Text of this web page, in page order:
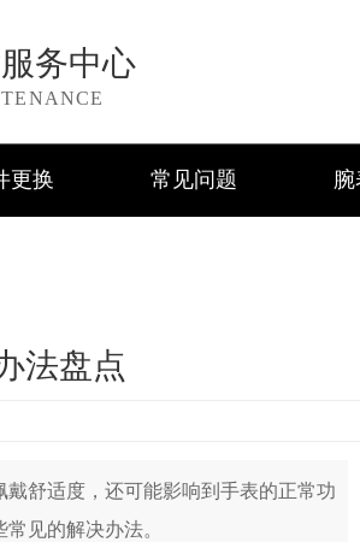
务中心
更换 常见问题
法盘点
舒适度，还可能影响到手表的正常功
见的解决办法。